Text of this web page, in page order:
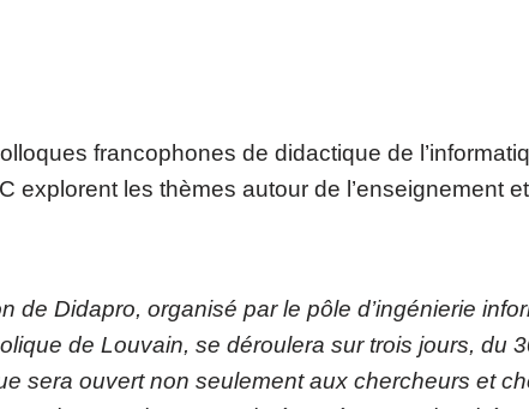
francophones de didactique de
explorent les thèmes autour de l’enseignement
de Didapro, organisé par le pôle d’ingénierie
de Louvain, se déroulera sur trois jours, du
sera ouvert non seulement aux chercheurs et